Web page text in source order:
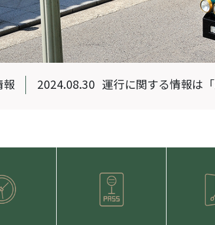
報 2024.08.30 運行に関する情報は